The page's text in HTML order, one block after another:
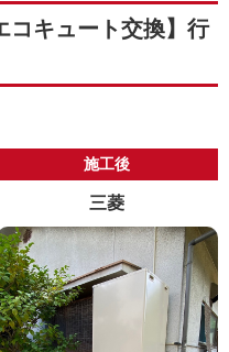
コキュート交換】行
施工後
三菱